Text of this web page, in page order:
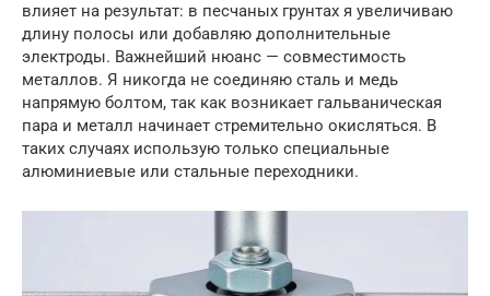
влияет на результат: в песчаных грунтах я увеличиваю
длину полосы или добавляю дополнительные
электроды. Важнейший нюанс — совместимость
металлов. Я никогда не соединяю сталь и медь
напрямую болтом, так как возникает гальваническая
пара и металл начинает стремительно окисляться. В
таких случаях использую только специальные
алюминиевые или стальные переходники.